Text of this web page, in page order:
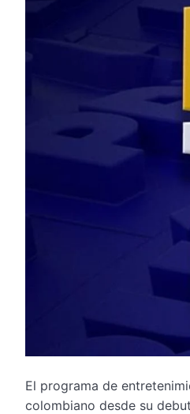
El programa de
colombiano desde su